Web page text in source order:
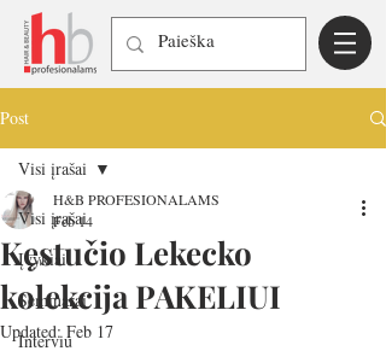
Post
Visi įrašai
Įvykiai
Seminarai
Interviu
Visi įrašai
Kęstučio Lekecko
kolekcija PAKELIUI
H&B PROFESIONALAMS
Feb 14
Updated:Feb 17